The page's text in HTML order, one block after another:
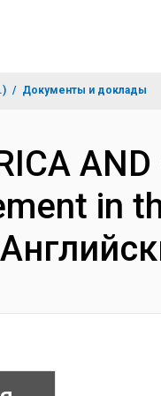
Документы и доклады
in